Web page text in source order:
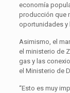
economía
producción que
oportunidades y
Asimismo, el
el ministerio de
gas y las
el Ministerio de
“Esto es muy